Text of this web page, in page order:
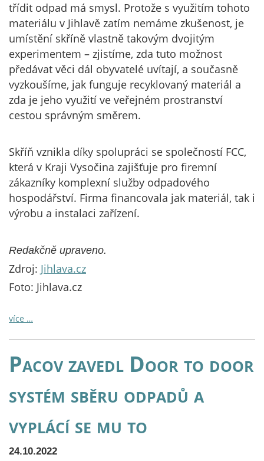
třídit odpad má smysl. Protože s využitím tohoto
materiálu v Jihlavě zatím nemáme zkušenost, je
umístění skříně vlastně takovým dvojitým
experimentem – zjistíme, zda tuto možnost
předávat věci dál obyvatelé uvítají, a současně
vyzkoušíme, jak funguje recyklovaný materiál a
zda je jeho využití ve veřejném prostranství
cestou správným směrem.
Skříň vznikla díky spolupráci se společností FCC,
která v Kraji Vysočina zajišťuje pro firemní
zákazníky komplexní služby odpadového
hospodářství. Firma financovala jak materiál, tak i
výrobu a instalaci zařízení.
Redakčně upraveno.
Zdroj: Jihlava.cz
Foto: Jihlava.cz
více …
Pacov zavedl Door to door
systém sběru odpadů a
vyplácí se mu to
24.10.2022